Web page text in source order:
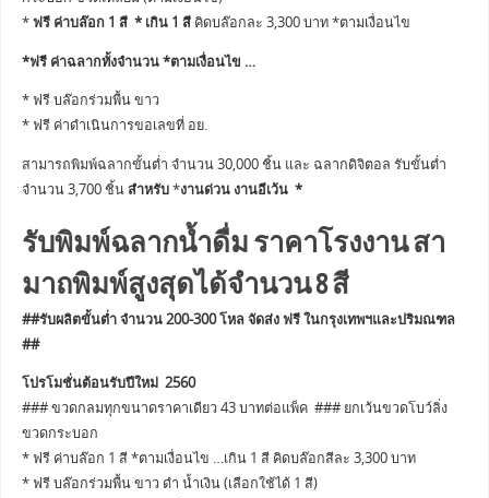
*ฟรี ค่าบล๊อก 1 สี * เกิน 1 สี คิดบล๊อกละ 3,300 บาท *ตามเงื่อนไข
*ฟรี ค่าฉลากทั้งจำนวน *ตามเงื่อนไข …
* ฟรี บล๊อกร่วมพื้น ขาว
* ฟรี ค่าดำเนินการขอเลขที่ อย.
สามารถพิมพ์ฉลากขั้นต่ำ จำนวน 30,000 ชิ้น และ ฉลากดิจิตอล รับขั้นต่ำ
จำนวน 3,700 ชิ้นสำหรับ*งานด่วน งานอีเว้น *
รับพิมพ์ฉลากน้ำดื่ม ราคาโรงงาน สา
มาถพิมพ์สูงสุดได้จำนวน 8 สี
##รับผลิตขั้นต่ำ จำนวน 200-300 โหล จัดส่ง ฟรี ในกรุงเทพฯและปริมณฑล
##
โปรโมชั่นต้อนรับปีใหม่ 2560
### ขวดกลมทุกขนาดราคาเดียว 43 บาทต่อแพ็ค ### ยกเว้นขวดโบว์ลิ่ง
ขวดกระบอก
* ฟรี ค่าบล๊อก 1 สี *ตามเงื่อนไข …เกิน 1 สี คิดบล๊อกสีละ 3,300 บาท
* ฟรี บล๊อกร่วมพื้น ขาว ดำ น้ำเงิน (เลือกใช้ได้ 1 สี)